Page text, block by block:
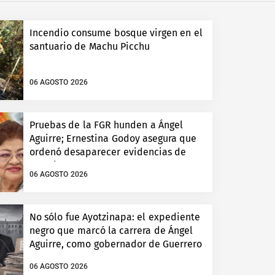
Incendio consume bosque virgen en el
santuario de Machu Picchu
06 AGOSTO 2026
Pruebas de la FGR hunden a Ángel
Aguirre; Ernestina Godoy asegura que
ordenó desaparecer evidencias de
Ayotzinapa
06 AGOSTO 2026
No sólo fue Ayotzinapa: el expediente
negro que marcó la carrera de Ángel
Aguirre, como gobernador de Guerrero
06 AGOSTO 2026